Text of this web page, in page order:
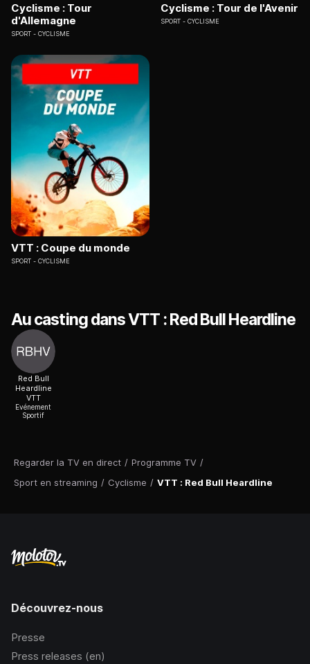
Regarder la TV en direct / Programme TV /
Sport en streaming / Cyclisme / VTT : Red Bull Heardline
Cyclisme : Tour
d'Allemagne
SPORT CYCLISME
Cyclisme : Tour de l'Avenir
SPORT CYCLISME
VTT : Coupe du monde
SPORT CYCLISME
Au casting dans VTT : Red Bull Heardline
Red Bull
Heardline
VTT
Evénement
Sportif
Découvrez-nous
Presse
Press releases (en)